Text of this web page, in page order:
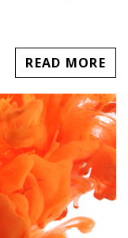
READ MORE